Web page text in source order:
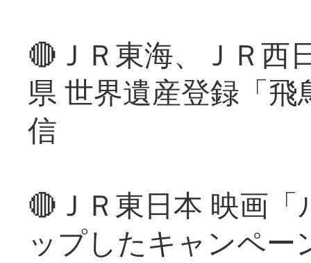
🔴ＪＲ東海、ＪＲ西
県 世界遺産登録「
信
🔴ＪＲ東日本 映画
ップしたキャンペー